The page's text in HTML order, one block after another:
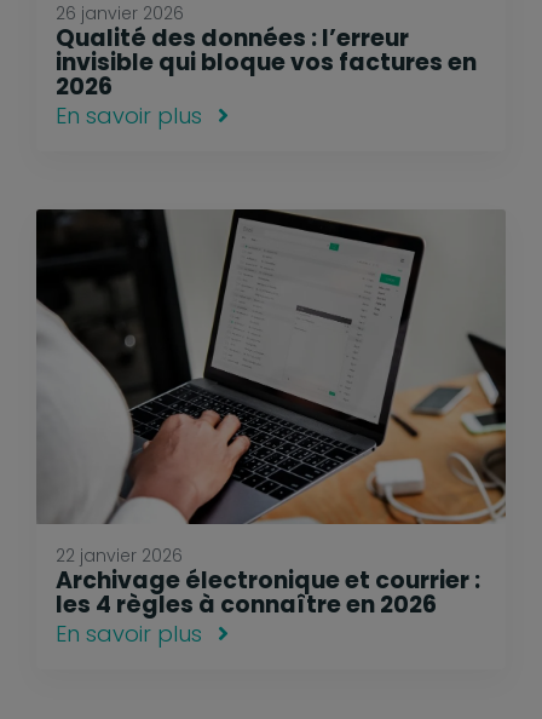
26 janvier 2026
Qualité des données : l’erreur
invisible qui bloque vos factures en
2026
En savoir plus
22 janvier 2026
Archivage électronique et courrier :
les 4 règles à connaître en 2026
En savoir plus